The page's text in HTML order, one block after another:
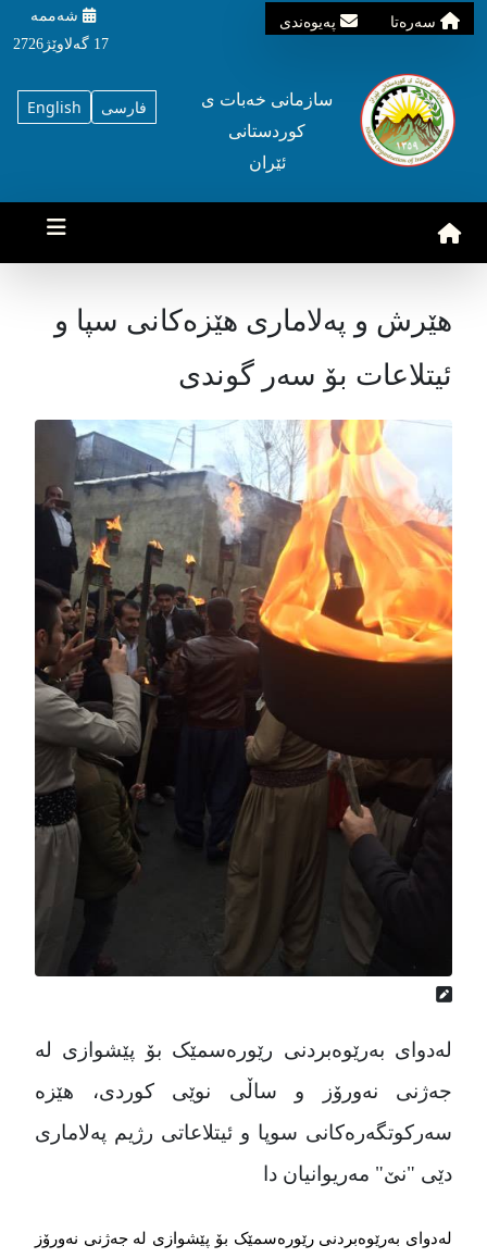
سه‌ره‌تا په‌یوه‌ندی
شه‌ممه‌
17 گه‌لاوێژ2726
English فارسی
سازمانی خه‌بات ی
کوردستانی
ئێران
هێرش و پەلاماری هێزەکانی سپا و
ئیتلاعات بۆ سەر گوندی
لەدوای بەرێوەبردنی رێورەسمێک بۆ پێشوازی لە
جەژنی نەورۆز و ساڵی نوێی کوردی، هێزە
سەرکوتگەرەکانی سوپا و ئیتلاعاتی رژیم پەلاماری
دێی "نێ" مەریوانیان دا
لەدوای بەرێوەبردنی رێورەسمێک بۆ پێشوازی لە جەژنی نەورۆز